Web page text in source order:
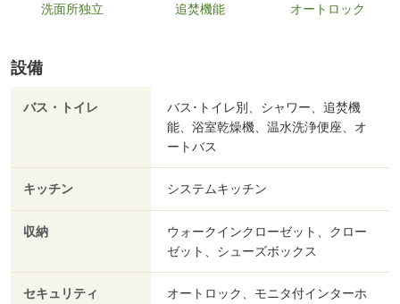
洗面所独立 追焚機能 オートロック
設備
バス・トイレ
バス･トイレ別、シャワー、追焚機
能、浴室乾燥機、温水洗浄便座、オ
ートバス
キッチン システムキッチン
収納
ウォークインクローゼット、クロー
ゼット、シューズボックス
セキュリティ
オートロック、モニタ付インターホ